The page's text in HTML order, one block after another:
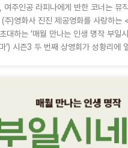
여주인공 라피나에게 반한 코너는 뮤
주)영화사 진진 제공영화를 사랑하는
대하는 ‘매월 만나는 인생 명작 부일
’) 시즌3 두 번째 상영회가 성황리에